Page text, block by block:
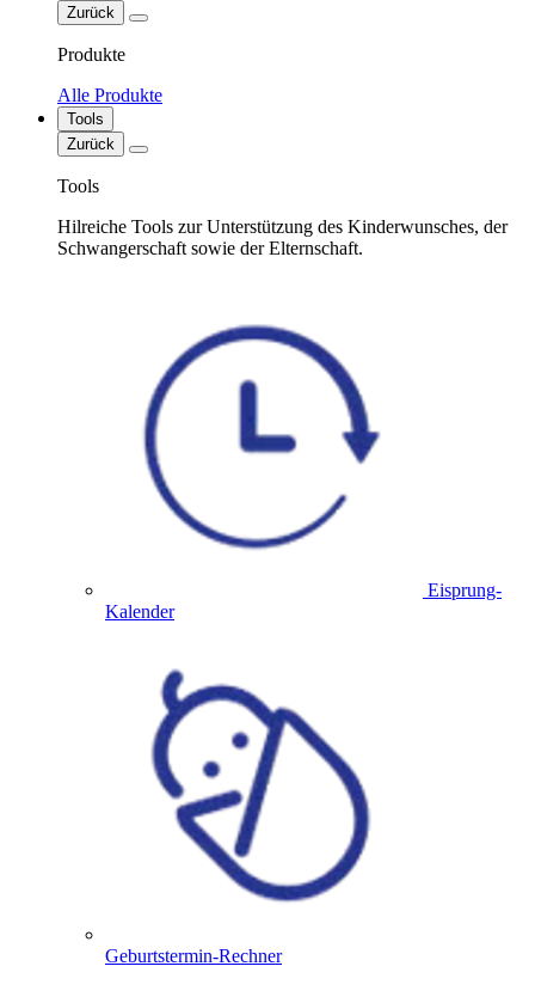
Zurück
Produkte
Alle Produkte
Tools
Zurück
Tools
Hilreiche Tools zur Unterstützung des Kinderwunsches, der
Schwangerschaft sowie der Elternschaft.
Eisprung-
Kalender
Geburtstermin-Rechner